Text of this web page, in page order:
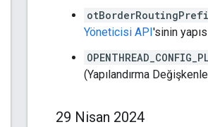
Yöneticisi API'sinin
(Yapılandırma
29 Nisan 2024